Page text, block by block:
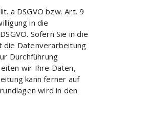
a DSGVO bzw. Art. 9
in die
Sofern Sie in die
die Datenverarbeitung
Durchführung
wir Ihre Daten,
kann ferner auf
wird in den